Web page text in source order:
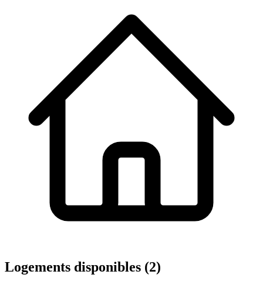
Logements disponibles (2)